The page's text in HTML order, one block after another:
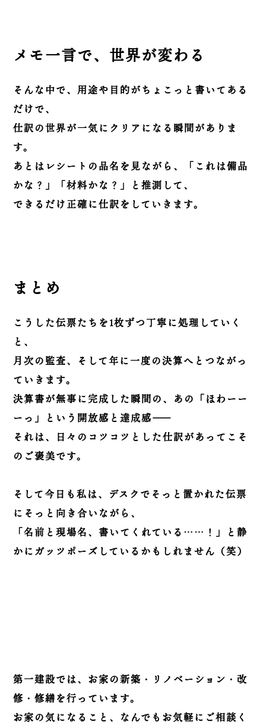
メモ一言で、世界が変わる
そんな中で、用途や目的がちょこっと書いてある
だけで、
仕訳の世界が一気にクリアになる瞬間がありま
す。
あとはレシートの品名を見ながら、「これは備品
かな？」「材料かな？」と推測して、
できるだけ正確に仕訳をしていきます。
まとめ
こうした伝票たちを1枚ずつ丁寧に処理していく
と、
月次の監査、そして年に一度の決算へとつながっ
ていきます。
決算書が無事に完成した瞬間の、あの「ほわーー
ーっ」という開放感と達成感——
それは、日々のコツコツとした仕訳があってこそ
のご褒美です。
そして今日も私は、デスクでそっと置かれた伝票
にそっと向き合いながら、
「名前と現場名、書いてくれている……！」と静
かにガッツポーズしているかもしれません（笑）
第一建設では、お家の新築・リノベーション・改
修・修繕を行っています。
お家の気になること、なんでもお気軽にご相談く